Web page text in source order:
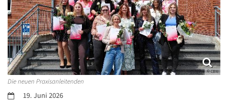
© CBW
Die neuen Praxisanleitenden
Datum:19. Juni 2026